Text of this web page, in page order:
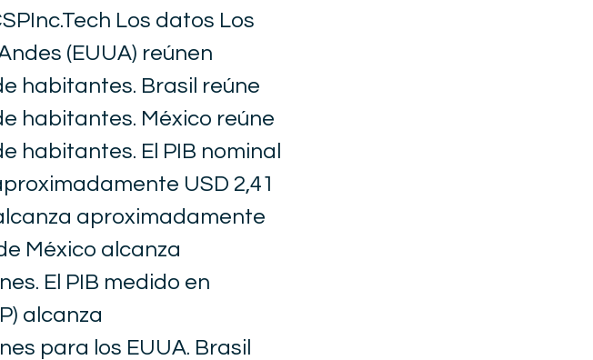
Los datos Los
(EUUA) reúnen
habitantes. Brasil reúne
habitantes. México reúne
habitantes. El PIB nominal
USD 2,41
aproximadamente
México alcanza
El PIB medido en
alcanza
para los EUUA. Brasil